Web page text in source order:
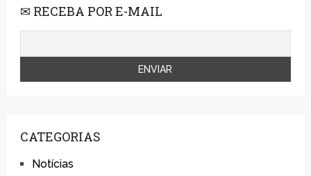
✉ RECEBA POR E-MAIL
CATEGORIAS
Notícias